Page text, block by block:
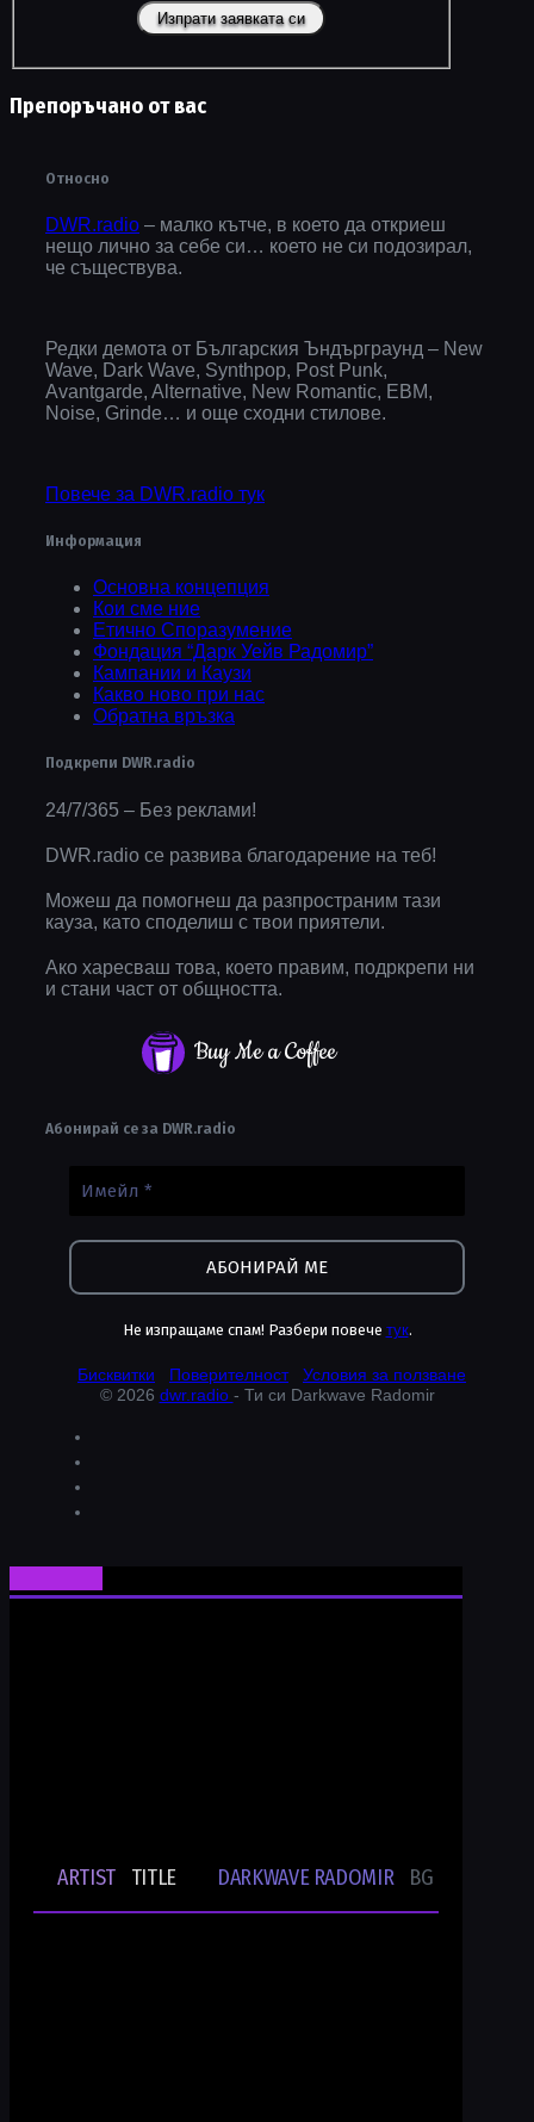
Препоръчано от вас
Относно
DWR.radio – малко кътче, в което да откриеш
нещо лично за себе си… което не си подозирал,
че съществува.
Редки демота от Българския Ъндърграунд – New
Wave, Dark Wave, Synthpop, Post Punk,
Avantgarde, Alternative, New Romantic, EBM,
Noise, Grinde… и още сходни стилове.
Повече за DWR.radio тук
Информация
Основна концепция
Кои сме ние
Етично Споразумение
Фондация “Дарк Уейв Радомир”
Кампании и Каузи
Какво ново при нас
Обратна връзка
Подкрепи DWR.radio
24/7/365 – Без реклами!
DWR.radio се развива благодарение на теб!
Можеш да помогнеш да разпространим тази
кауза, като споделиш с твои приятели.
Ако харесваш това, което правим, подркрепи ни
и стани част от общността.
Buy Me a Coffee
Абонирай се за DWR.radio
Не изпращаме спам! Разбери повече тук.
Бисквитки Поверителност
Условия за ползване
© 2026 dwr.radio - Ти си Darkwave Radomir
ARTIST- TITLE DARKWAVE RADOMIR BG